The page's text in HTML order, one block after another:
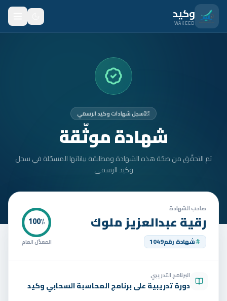
انتقل للمحتوى الرئيسي
وكيد
WAKEED
المتدربون
الأمان
تواصل
الوظائف
سجل شهادات وكيد الرسمي
شهادة موثّقة
تم التحقّق من صحّة هذه الشهادة ومطابقة بياناتها المسجّلة في سجل
وكيد الرسمي
صاحب الشهادة
رقية عبدالعزيز ملوك
شهادة رقم1049
100٪
المعدّل العام
البرنامج التدريبي
دورة تدريبية على برنامج المحاسبة السحابي وكيد